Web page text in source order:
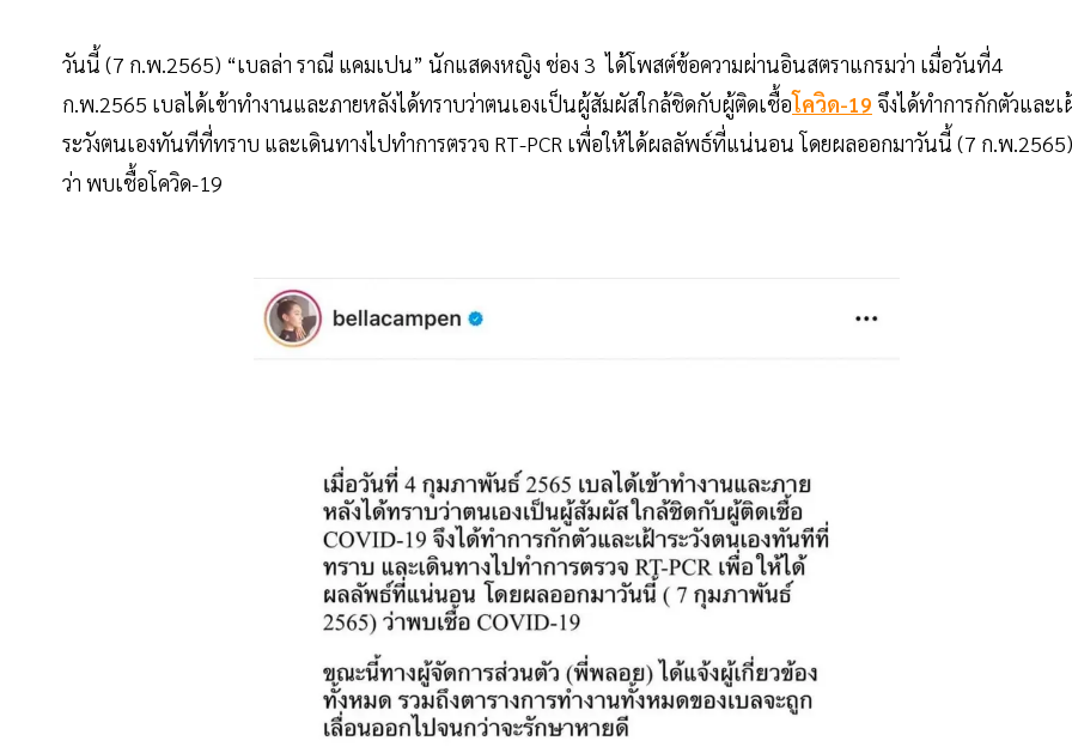
วันนี้ (7 ก.พ.2565) “เบลล่า ราณี แคมเปน” นักแสดงหญิง ช่อง 3 ได้โพสต์ข้อความผ่านอินสตราแกรมว่า เมื่อวันที่4
ก.พ.2565 เบลได้เข้าทำงานและภายหลังได้ทราบว่าตนเองเป็นผู้สัมผัสใกล้ชิดกับผู้ติดเชื้อโควิด-19 จึงได้ทำการกักตัวและเ
ระวังตนเองทันทีที่ทราบ และเดินทางไปทำการตรวจ RT-PCR เพื่อให้ได้ผลลัพธ์ที่แน่นอน โดยผลออกมาวันนี้ (7 ก.พ.2565)
ว่า พบเชื้อโควิด-19